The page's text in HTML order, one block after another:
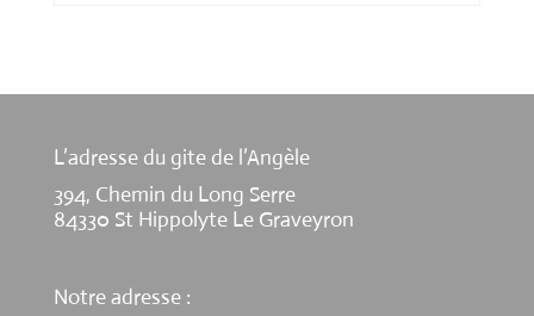
L’adresse du gite de l’Angèle
394, Chemin du Long Serre
84330 St Hippolyte Le Graveyron
Notre adresse :